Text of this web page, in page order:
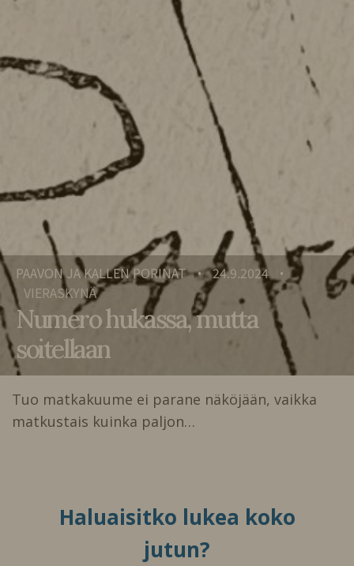
PAAVON JA KALLEN PORINAT • 24.9.2024 •
VIERASKYNÄ
Numero hukassa, mutta
soitellaan
Tuo matkakuume ei parane näköjään, vaikka
matkustais kuinka paljon…
Haluaisitko lukea koko
jutun?